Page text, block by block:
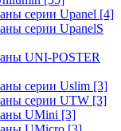
серии Upanel [4]
серии UpanelS
UNI-POSTER
серии Uslim [3]
серии UTW [3]
UMini [3]